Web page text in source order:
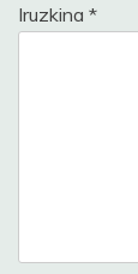
Iruzkina *